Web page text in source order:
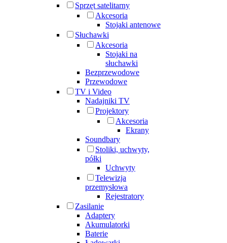
Sprzęt satelitarny
Akcesoria
Stojaki antenowe
Słuchawki
Akcesoria
Stojaki na
słuchawki
Bezprzewodowe
Przewodowe
TV i Video
Nadajniki TV
Projektory
Akcesoria
Ekrany
Soundbary
Stoliki, uchwyty,
półki
Uchwyty
Telewizja
przemysłowa
Rejestratory
Zasilanie
Adaptery
Akumulatorki
Baterie